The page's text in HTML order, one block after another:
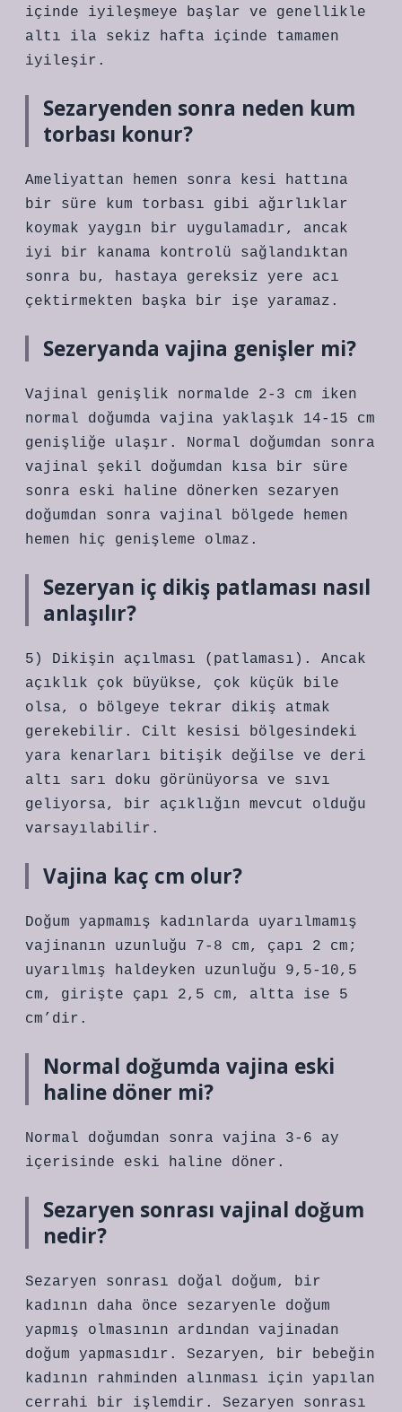
içinde iyileşmeye başlar ve genellikle
altı ila sekiz hafta içinde tamamen
iyileşir.
Sezaryenden sonra neden kum
torbası konur?
Ameliyattan hemen sonra kesi hattına
bir süre kum torbası gibi ağırlıklar
koymak yaygın bir uygulamadır, ancak
iyi bir kanama kontrolü sağlandıktan
sonra bu, hastaya gereksiz yere acı
çektirmekten başka bir işe yaramaz.
Sezeryanda vajina genişler mi?
Vajinal genişlik normalde 2-3 cm iken
normal doğumda vajina yaklaşık 14-15 cm
genişliğe ulaşır. Normal doğumdan sonra
vajinal şekil doğumdan kısa bir süre
sonra eski haline dönerken sezaryen
doğumdan sonra vajinal bölgede hemen
hemen hiç genişleme olmaz.
Sezeryan iç dikiş patlaması nasıl
anlaşılır?
5) Dikişin açılması (patlaması). Ancak
açıklık çok büyükse, çok küçük bile
olsa, o bölgeye tekrar dikiş atmak
gerekebilir. Cilt kesisi bölgesindeki
yara kenarları bitişik değilse ve deri
altı sarı doku görünüyorsa ve sıvı
geliyorsa, bir açıklığın mevcut olduğu
varsayılabilir.
Vajina kaç cm olur?
Doğum yapmamış kadınlarda uyarılmamış
vajinanın uzunluğu 7-8 cm, çapı 2 cm;
uyarılmış haldeyken uzunluğu 9,5-10,5
cm, girişte çapı 2,5 cm, altta ise 5
cm’dir.
Normal doğumda vajina eski
haline döner mi?
Normal doğumdan sonra vajina 3-6 ay
içerisinde eski haline döner.
Sezaryen sonrası vajinal doğum
nedir?
Sezaryen sonrası doğal doğum, bir
kadının daha önce sezaryenle doğum
yapmış olmasının ardından vajinadan
doğum yapmasıdır. Sezaryen, bir bebeğin
kadının rahminden alınması için yapılan
cerrahi bir işlemdir. Sezaryen sonrası